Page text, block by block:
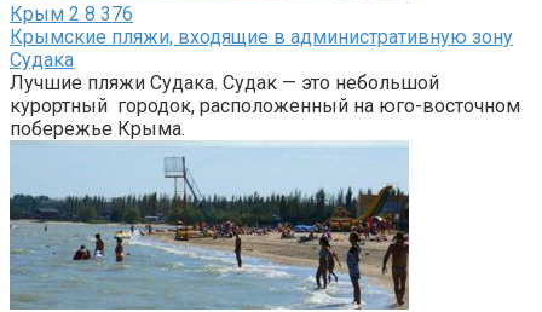
Крым 2 8 376
Крымские пляжи, входящие в административную зону
Судака
Лучшие пляжи Судака. Судак — это небольшой
курортный городок, расположенный на юго-восточном
побережье Крыма.